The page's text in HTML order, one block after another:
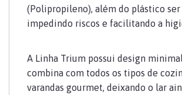
(Polipropileno), além do plástico
impedindo riscos e facilitando a
A Linha Trium possui design
combina com todos os tipos de
varandas gourmet, deixando o lar